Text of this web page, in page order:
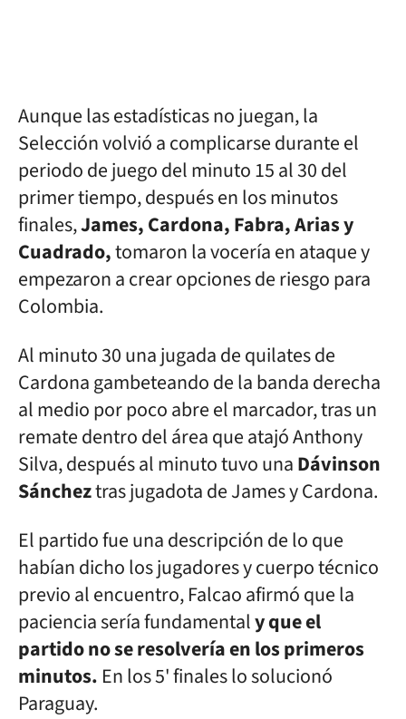
Aunque las estadísticas no juegan, la
Selección volvió a complicarse durante el
periodo de juego del minuto 15 al 30 del
primer tiempo, después en los minutos
finales,James, Cardona, Fabra, Arias y
Cuadrado,tomaron la vocería en ataque y
empezaron a crear opciones de riesgo para
Colombia.
Al minuto 30 una jugada de quilates de
Cardona gambeteando de la banda derecha
al medio por poco abre el marcador, tras un
remate dentro del área que atajó Anthony
Silva, después al minuto tuvo unaDávinson
Sáncheztras jugadota de James y Cardona.
El partido fue una descripción de lo que
habían dicho los jugadores y cuerpo técnico
previo al encuentro, Falcao afirmó que la
paciencia sería fundamentaly que el
partido no se resolvería en los primeros
minutos. En los 5' finales lo solucionó
Paraguay.